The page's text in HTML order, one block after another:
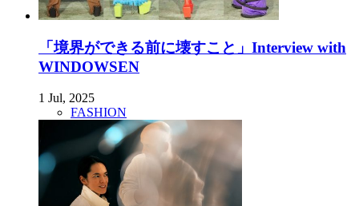
「境界ができる前に壊すこと」Interview with
WINDOWSEN
1 Jul, 2025
FASHION